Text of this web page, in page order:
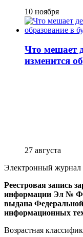
10 ноября
Что мешает
изменится
27 августа
Электронный журнал
Реестровая запись
информации Эл №
выдана
информационных
Возрастная